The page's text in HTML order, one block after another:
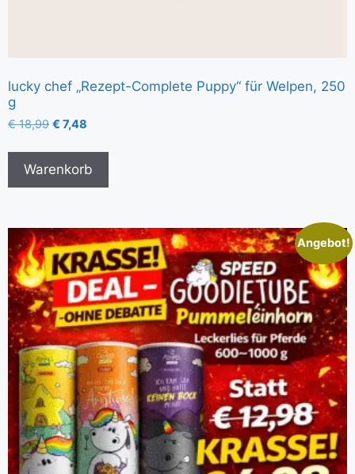
lucky chef „Rezept-Complete Puppy“ für Welpen, 250
g
€18,99 € 7,48
Warenkorb
Angebot!